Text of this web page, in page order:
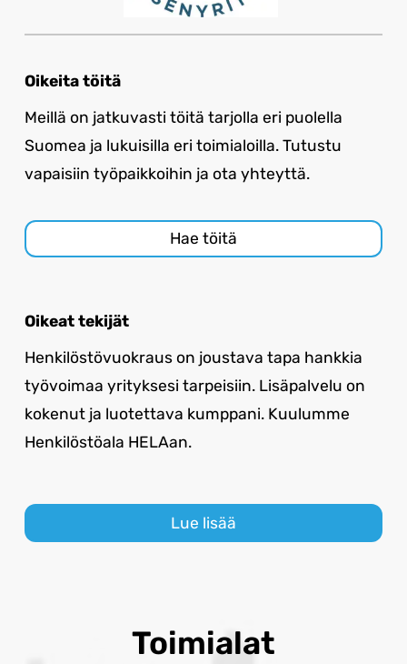
Oikeita töitä
Meillä on jatkuvasti töitä tarjolla eri puolella
Suomea ja lukuisilla eri toimialoilla. Tutustu
vapaisiin työpaikkoihin ja ota yhteyttä.
Hae töitä
Oikeat tekijät
Henkilöstövuokraus on joustava tapa hankkia
työvoimaa yrityksesi tarpeisiin. Lisäpalvelu on
kokenut ja luotettava kumppani. Kuulumme
Henkilöstöala HELAan.
Lue lisää
Toimialat